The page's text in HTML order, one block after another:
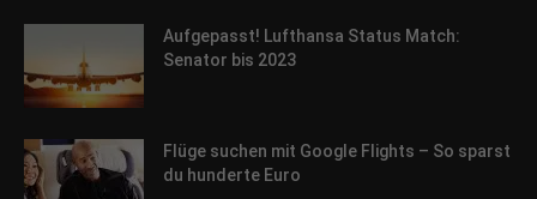
Aufgepasst! Lufthansa Status Match:
Senator bis 2023
Flüge suchen mit Google Flights – So sparst
du hunderte Euro
Essenzielle Cookies ermöglichen grundlegende Funktionen und sind für
die einwandfreie Funktion der Website erforderlich.
Statistik Cookies erfassen Informationen anonym. Diese Informationen
helfen uns zu verstehen, wie unsere Besucher unsere Website nutzen.